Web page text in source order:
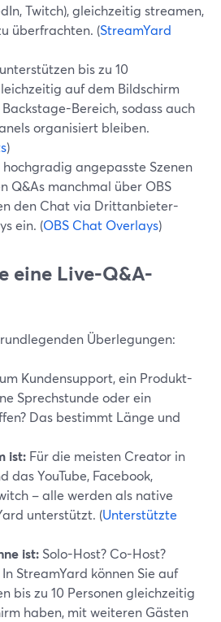
Twitch), gleichzeitig streamen,
überfrachten. (StreamYard
bis zu 10
auf dem Bildschirm
Backstage-Bereich, sodass auch
organisiert bleiben.
)
hochgradig angepasste Szenen
Q&As manchmal über OBS
den Chat via Drittanbieter-
ein. (OBS Chat Overlays)
eine Live-Q&A-
Überlegungen:
Kundensupport, ein Produkt-
Sprechstunde oder ein
Das bestimmt Länge und
ist: Für die meisten Creator in
das YouTube, Facebook,
– alle werden als native
unterstützt. (Unterstützte
ist: Solo-Host? Co-Host?
StreamYard können Sie auf
bis zu 10 Personen gleichzeitig
haben, mit weiteren Gästen